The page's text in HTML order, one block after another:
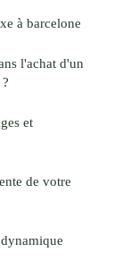
à barcelone
l'achat d'un
et
de votre